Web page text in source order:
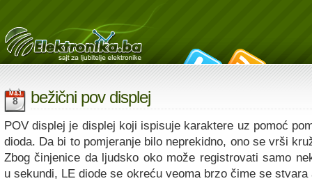
MAJ
8 bežični pov displej
POV displej je displej koji ispisuje karaktere uz pomoć
dioda. Da bi to pomjeranje bilo neprekidno, ono se vrši
Zbog činjenice da ljudsko oko može registrovati samo
u sekundi, LE diode se okreću veoma brzo čime se stvara